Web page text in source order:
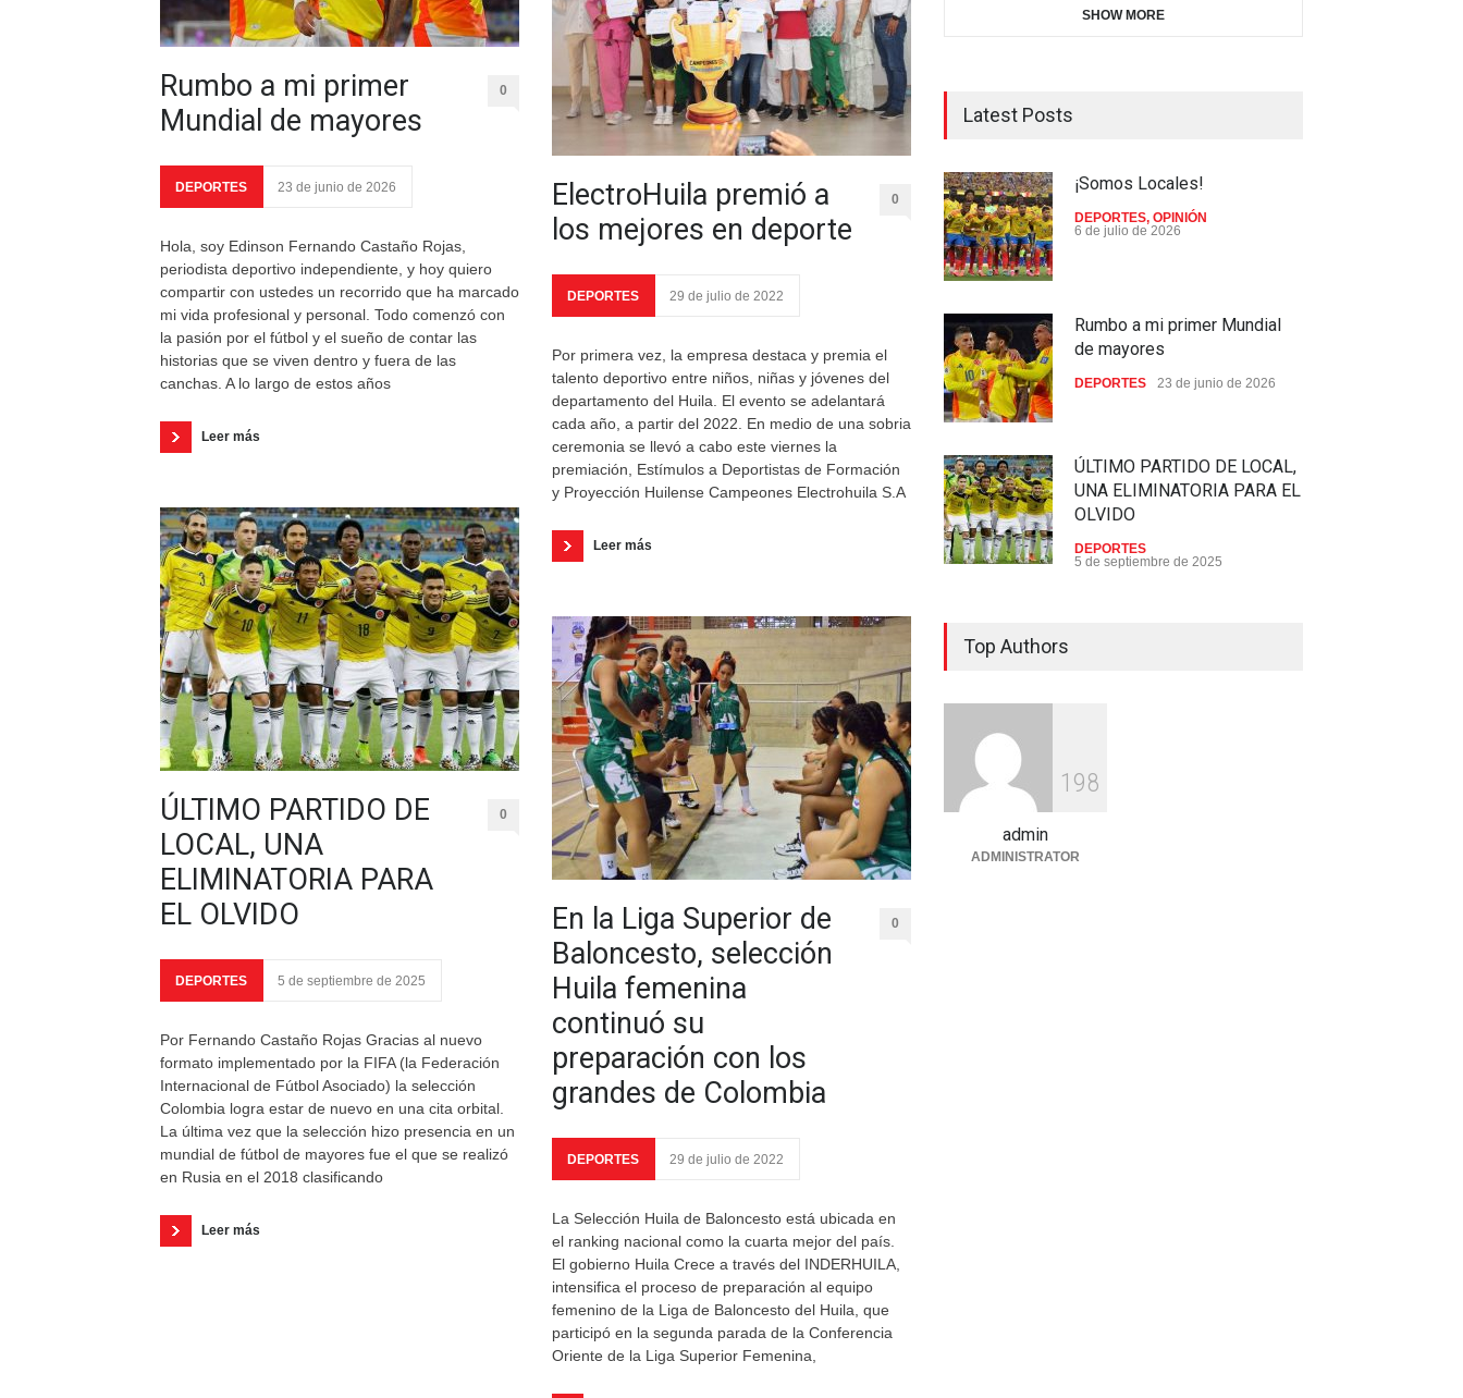
Rumbo a mi primer
Mundial de mayores
0
DEPORTES 23 de junio de 2026
Hola, soy Edinson Fernando Castaño Rojas,
periodista deportivo independiente, y hoy quiero
compartir con ustedes un recorrido que ha marcado
mi vida profesional y personal. Todo comenzó con
la pasión por el fútbol y el sueño de contar las
historias que se viven dentro y fuera de las
canchas. A lo largo de estos años
Leer más
ÚLTIMO PARTIDO DE
LOCAL, UNA
ELIMINATORIA PARA
EL OLVIDO
0
DEPORTES 5 de septiembre de 2025
Por Fernando Castaño Rojas Gracias al nuevo
formato implementado por la FIFA (la Federación
Internacional de Fútbol Asociado) la selección
Colombia logra estar de nuevo en una cita orbital.
La última vez que la selección hizo presencia en un
mundial de fútbol de mayores fue el que se realizó
en Rusia en el 2018 clasificando
Leer más
ElectroHuila premió a
los mejores en deporte
0
DEPORTES 29 de julio de 2022
Por primera vez, la empresa destaca y premia el
talento deportivo entre niños, niñas y jóvenes del
departamento del Huila. El evento se adelantará
cada año, a partir del 2022. En medio de una sobria
ceremonia se llevó a cabo este viernes la
premiación, Estímulos a Deportistas de Formación
y Proyección Huilense Campeones Electrohuila S.A
Leer más
En la Liga Superior de
Baloncesto, selección
Huila femenina
continuó su
preparación con los
grandes de Colombia
0
DEPORTES 29 de julio de 2022
La Selección Huila de Baloncesto está ubicada en
el ranking nacional como la cuarta mejor del país.
El gobierno Huila Crece a través del INDERHUILA,
intensifica el proceso de preparación al equipo
femenino de la Liga de Baloncesto del Huila, que
participó en la segunda parada de la Conferencia
Oriente de la Liga Superior Femenina,
SHOW MORE
Latest Posts
¡Somos Locales!
DEPORTES, OPINIÓN
6 de julio de 2026
Rumbo a mi primer Mundial
de mayores
DEPORTES 23 de junio de 2026
ÚLTIMO PARTIDO DE LOCAL,
UNA ELIMINATORIA PARA EL
OLVIDO
DEPORTES
5 de septiembre de 2025
Top Authors
1 98
admin
ADMINISTRATOR